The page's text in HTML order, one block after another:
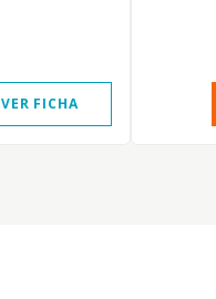
VER FICHA